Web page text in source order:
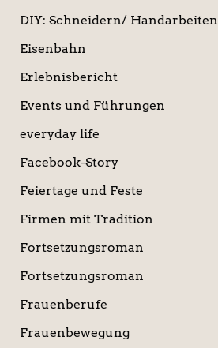
DIY: Schneidern/ Handarbeiten
Eisenbahn
Erlebnisbericht
Events und Führungen
everyday life
Facebook-Story
Feiertage und Feste
Firmen mit Tradition
Fortsetzungsroman
Fortsetzungsroman
Frauenberufe
Frauenbewegung